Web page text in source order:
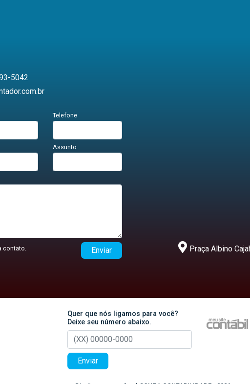
5042
Telefone
Assunto
contato. Enviar Praça Albino
Quer que nós ligamos para você?
Deixe seu número abaixo.
Enviar